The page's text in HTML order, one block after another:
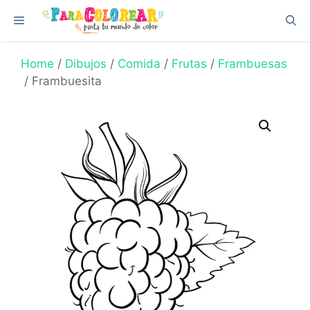
content
Menu
Home / Dibujos / Comida / Frutas / Frambuesas
/ Frambuesita